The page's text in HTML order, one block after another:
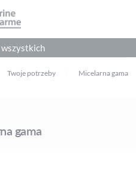
DE FARME
wszystkich
Twoje potrzeby Micelarna gama
gama